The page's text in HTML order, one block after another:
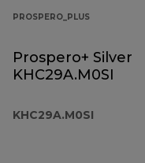
PROSPERO_PLUS
Prospero+ Silver
KHC29A.M0SI
KHC29A.M0SI